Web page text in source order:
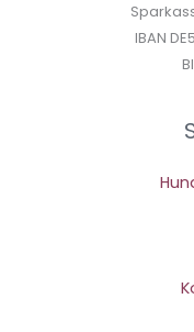
IBAN